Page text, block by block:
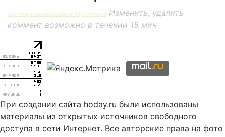
Система комментирования SigComments
Изменить, удалить
коммент возможно в течении 15 мин
При создании сайта hoday.ru были использованы
материалы из открытых источников свободного
доступа в сети Интернет. Все авторские права на фото